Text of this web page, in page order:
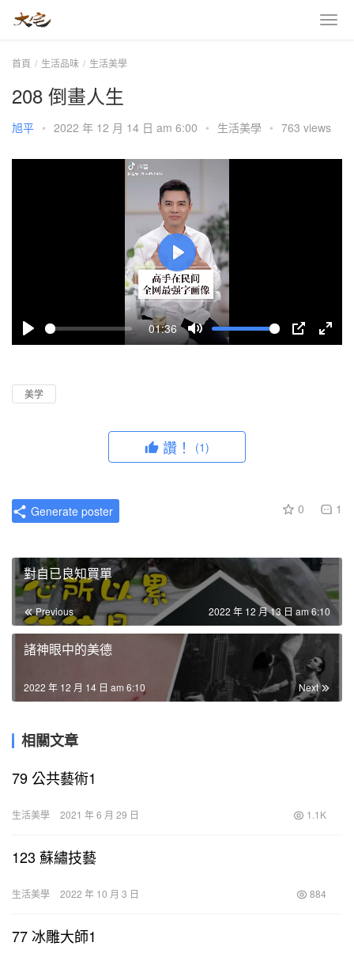
首頁 生活品味 生活美學
208 倒畫人生
旭平 • 2022 年 12 月 14 日 am 6:00 • 生活美學 • 763 views
P
a
01:36
M
P
E
l
c
e
e
P
l
a
y
美学
讚！ (1)
0 1
Generate poster
對自已良知買單
Previous 2022 年 12 月 13 日 am 6:10
諸神眼中的美德
Next
2022 年 12 月 14 日 am 6:10
相關文章
79 公共藝術1
生活美學 2021 年 6 月 29 日 1.1K
123 蘇繡技藝
生活美學 2022 年 10 月 3 日 884
77 冰雕大師1